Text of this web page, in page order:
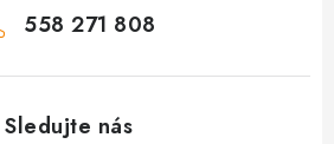
558 271 808